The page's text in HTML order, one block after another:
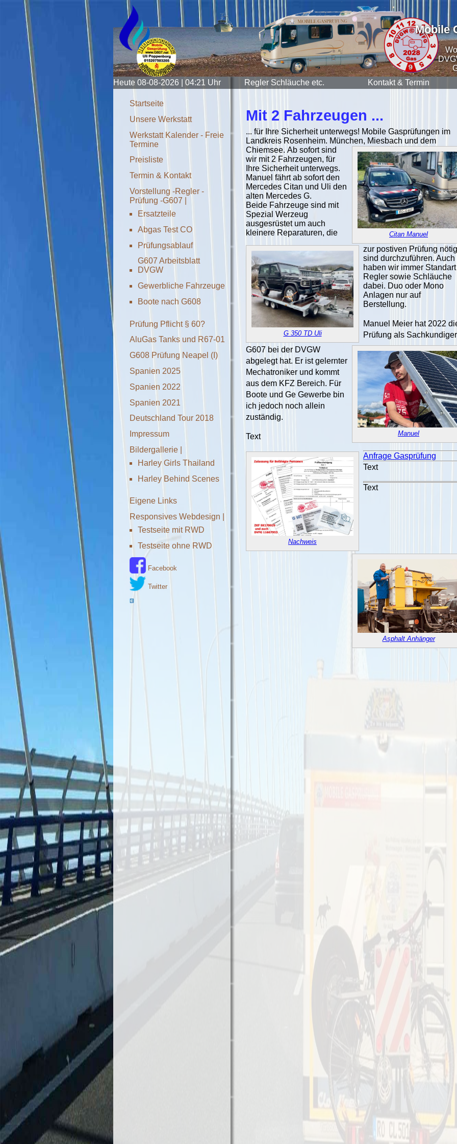
Mobile
Heute 08-08-2026 | 04:21 Uhr Regler Schläuche etc. Kontakt & Termin
Startseite
Unsere Werkstatt
Werkstatt Kalender - Freie
Termine
Preisliste
Termin & Kontakt
Vorstellung -Regler -
Prüfung -G607 |
Ersatzteile
Abgas Test CO
Prüfungsablauf
G607 Arbeitsblatt
DVGW
Gewerbliche Fahrzeuge
Boote nach G608
Prüfung Pflicht § 60?
AluGas Tanks und R67-01
G608 Prüfung Neapel (I)
Spanien 2025
Spanien 2022
Spanien 2021
Deutschland Tour 2018
Impressum
Bildergallerie |
Harley Girls Thailand
Harley Behind Scenes
Eigene Links
Responsives Webdesign |
Testseite mit RWD
Testseite ohne RWD
Facebook
Twitter
Mit 2 Fahrzeugen ...
... für Ihre Sicherheit unterwegs! Mobile Gasprüfungen im
Landkreis Rosenheim. München, Miesbach und dem
Chiemsee.
Citan Manuel
Ab sofort sind
wir mit 2 Fahrzeugen, für
Ihre Sicherheit unterwegs.
Manuel fährt ab sofort den
Mercedes Citan und Uli den
alten Mercedes G.
G 350 TD Uli
Beide Fahrzeuge sind mit
Spezial Werzeug
ausgesrüstet um auch
kleinere Reparaturen, die
zur postiven Prüfung nötig
sind durchzuführen. Auch
haben wir immer Standart
Regler sowie Schläuche
dabei. Duo oder Mono
Anlagen nur auf
Berstellung.
Manuel
Manuel Meier hat 2022
Prüfung als Sachkundiger
G607 bei der DVGW
abgelegt hat. Er ist gelernter
Mechatroniker und kommt
aus dem KFZ Bereich. Für
Boote und Ge Gewerbe bin
ich jedoch noch allein
zuständig.
Text
Nachweis
Anfrage Gasprüfung
Text
Asphalt Anhänger
Text